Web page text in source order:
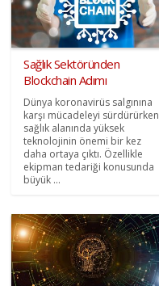
Sağlık Sektöründen
Blockchain Adımı
Dünya koronavirüs salgınına
karşı mücadeleyi sürdürürken
sağlık alanında yüksek
teknolojinin önemi bir kez
daha ortaya çıktı. Özellikle
ekipman tedariği konusunda
büyük ...